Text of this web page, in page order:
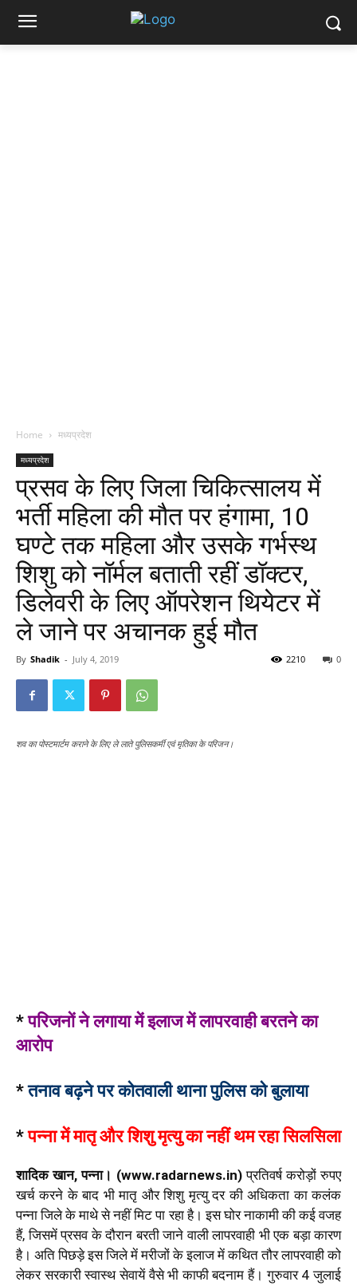
Home मध्यप्रदेश
मध्यप्रदेश
प्रसव के लिए जिला चिकित्सालय में
भर्ती महिला की मौत पर हंगामा, 10
घण्टे तक महिला और उसके गर्भस्थ
शिशु को नॉर्मल बताती रहीं डॉक्टर,
डिलेवरी के लिए ऑपरेशन थियेटर में
ले जाने पर अचानक हुई मौत
By Shadik - July 4, 2019 0
2210
शव का पोस्टमार्टम कराने के लिए ले लाते पुलिसकर्मी एवं मृतिका के परिजन।
*परिजनों ने लगाया में इलाज में लापरवाही बरतने का
आरोप
*तनाव बढ़ने पर कोतवाली थाना पुलिस को बुलाया
*पन्ना में मातृ और शिशु मृत्यु का नहीं थम रहा सिलसिला
शादिक खान, पन्ना। (www.radarnews.in)प्रतिवर्ष करोड़ों रुपए
खर्च करने के बाद भी मातृ और शिशु मृत्यु दर की अधिकता का कलंक
पन्ना जिले के माथे से नहीं मिट पा रहा है। इस घोर नाकामी की कई वजह
हैं, जिसमें प्रसव के दौरान बरती जाने वाली लापरवाही भी एक बड़ा कारण
है। अति पिछड़े इस जिले में मरीजों के इलाज में कथित तौर लापरवाही को
लेकर सरकारी स्वास्थ सेवायें वैसे भी काफी बदनाम हैं। गुरुवार 4 जुलाई